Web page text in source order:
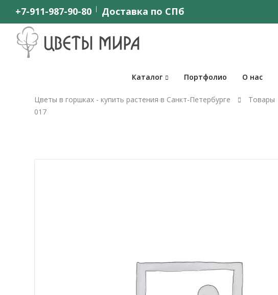
+7-911-987-90-80 Доставка по СПб
Каталог Портфолио О нас
Цветы в горшках - купить растения в Санкт-Петербурге Товары
017